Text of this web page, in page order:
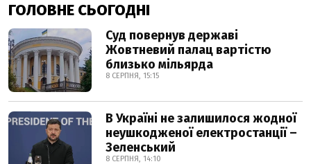
ГОЛОВНЕ СЬОГОДНІ
Суд повернув державі
Жовтневий палац вартістю
близько мільярда
8 СЕРПНЯ, 15:15
В Україні не залишилося жодної
неушкодженої електростанції –
Зеленський
8 СЕРПНЯ, 14:10